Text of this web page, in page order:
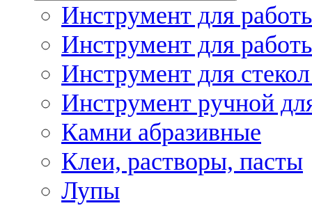
Инструмент для
Инструмент для
Инструмент для
Инструмент ручной
Камни абразивные
Клеи, растворы, пасты
Лупы